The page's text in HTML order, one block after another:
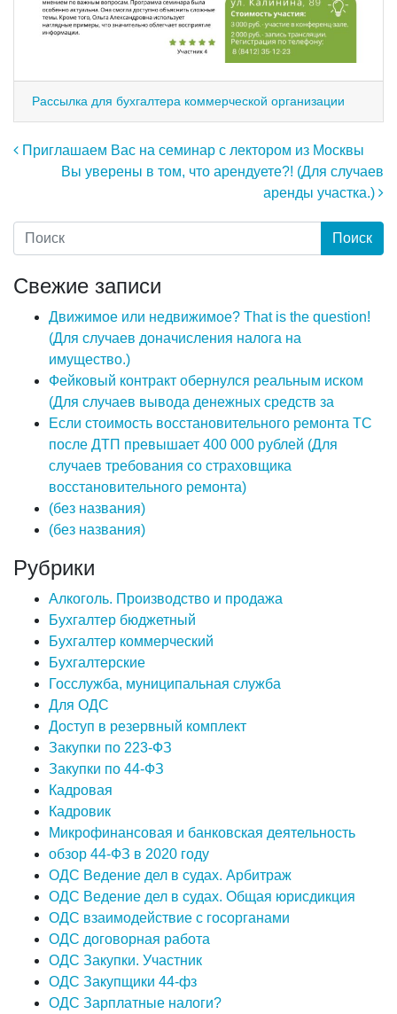
Рассылка для бухгалтера коммерческой организации
Навигация по записям
Приглашаем Вас на семинар с лектором из Москвы
Вы уверены в том, что арендуете?! (Для случаев
аренды участка.)
Свежие записи
Движимое или недвижимое? That is the question!
(Для случаев доначисления налога на
имущество.)
Фейковый контракт обернулся реальным иском
(Для случаев вывода денежных средств за
Если стоимость восстановительного ремонта ТС
после ДТП превышает 400 000 рублей (Для
случаев требования со страховщика
восстановительного ремонта)
(без названия)
(без названия)
Рубрики
Алкоголь. Производство и продажа
Бухгалтер бюджетный
Бухгалтер коммерческий
Бухгалтерские
Госслужба, муниципальная служба
Для ОДС
Доступ в резервный комплект
Закупки по 223-ФЗ
Закупки по 44-ФЗ
Кадровая
Кадровик
Микрофинансовая и банковская деятельность
обзор 44-ФЗ в 2020 году
ОДС Ведение дел в судах. Арбитраж
ОДС Ведение дел в судах. Общая юрисдикция
ОДС взаимодействие с госорганами
ОДС договорная работа
ОДС Закупки. Участник
ОДС Закупщики 44-фз
ОДС Зарплатные налоги?